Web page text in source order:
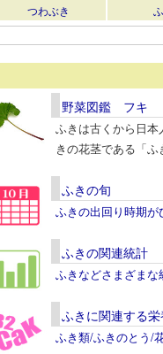
つわぶき
野菜図鑑 フキ
ふきは古くから日
きの花茎である「
ふきの旬
ふきの出回り時期
ふきの関連統計
ふきなどさまざま
ふきに関連する
ふき類/ふきのとう/